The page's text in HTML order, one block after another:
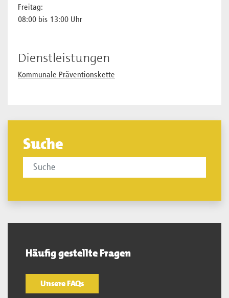
Freitag:
08:00 bis 13:00 Uhr
Dienstleistungen
Kommunale Präventionskette
Suche
Häufig gestellte Fragen
Unsere FAQs